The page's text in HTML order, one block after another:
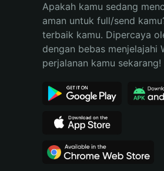
Bahasa Indonesia
Español (Argentina)
Apakah kamu sedang
aman untuk full/send
terbaik kamu. Dipercaya
dengan bebas menjelajahi
perjalanan kamu sekarang!